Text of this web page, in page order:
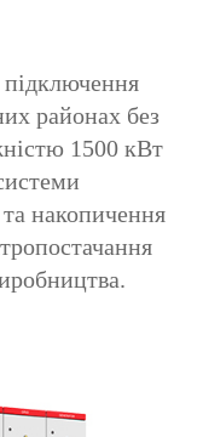
районах без
1500 кВт
та накопичення